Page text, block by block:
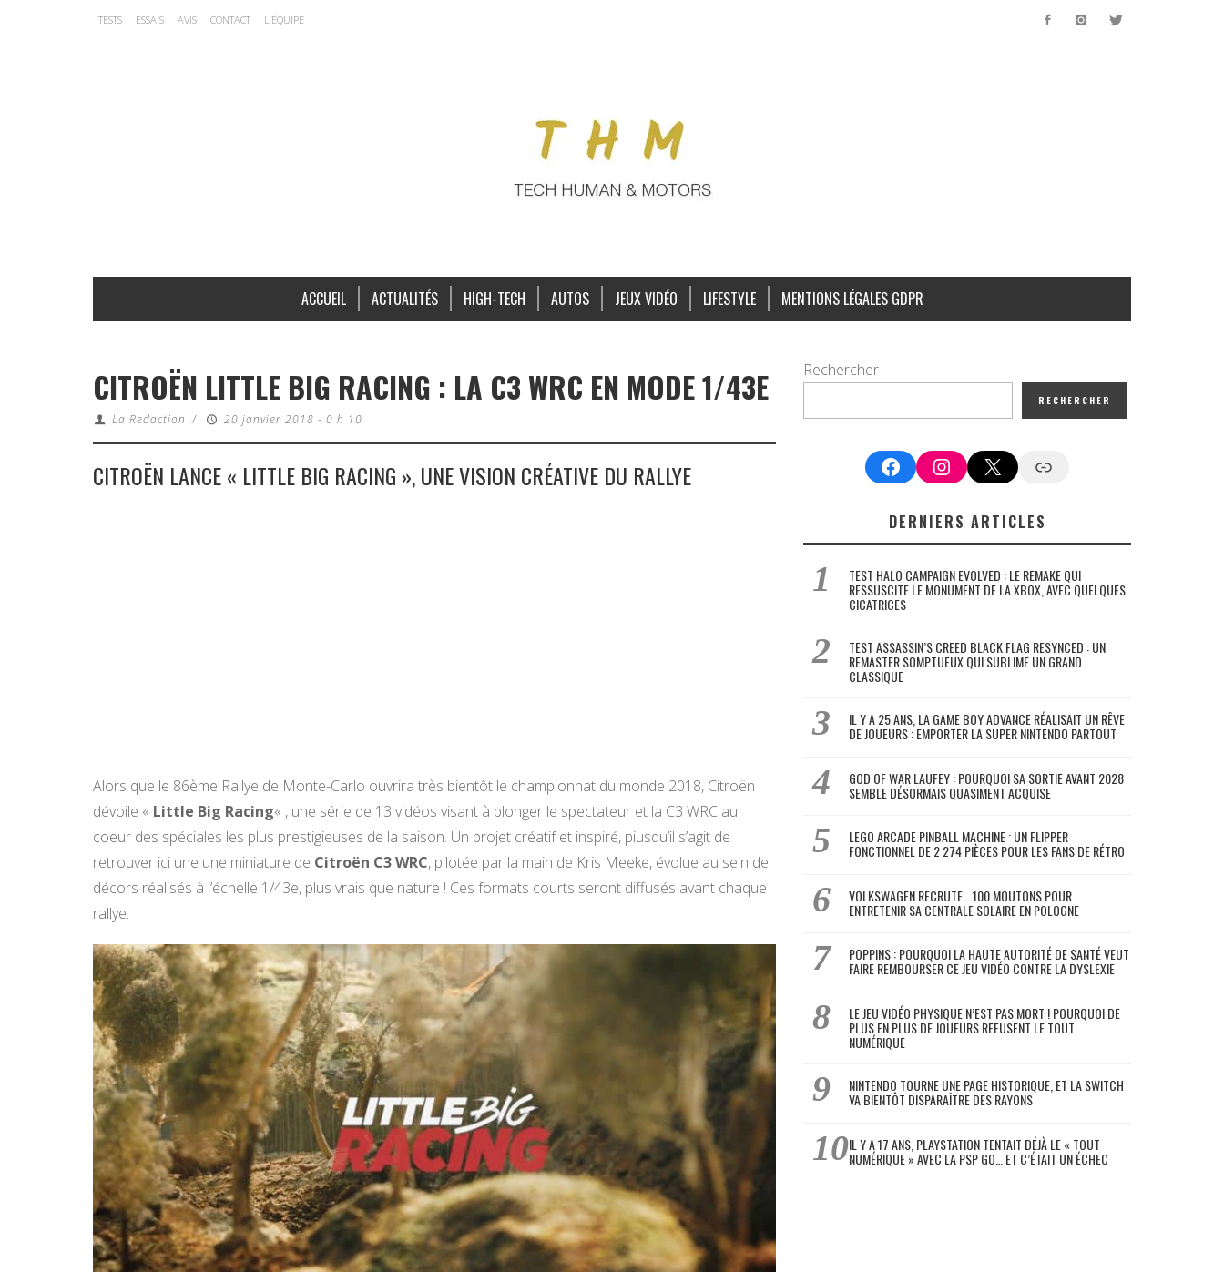
TESTS ESSAIS AVIS CONTACT L’ÉQUIPE
ACCUEIL ACTUALITÉS HIGH-TECH AUTOS JEUX VIDÉO LIFESTYLE MENTIONS LÉGALES GDPR
CITROËN LITTLE BIG RACING : LA C3 WRC EN MODE 1/43E
La Redaction / 20 janvier 2018 - 0 h 10
CITROËN LANCE « LITTLE BIG RACING », UNE VISION CRÉATIVE DU RALLYE
Alors que le 86ème Rallye de Monte-Carlo ouvrira très bientôt le championnat du monde 2018, Citroën
dévoile « Little Big Racing« , une série de 13 vidéos visant à plonger le spectateur et la C3 WRC au
coeur des spéciales les plus prestigieuses de la saison. Un projet créatif et inspiré, piusqu’il s’agit de
retrouver ici une une miniature de Citroën C3 WRC, pilotée par la main de Kris Meeke, évolue au sein de
décors réalisés à l’échelle 1/43e, plus vrais que nature ! Ces formats courts seront diffusés avant chaque
rallye.
Rechercher
RECHERCHER
FacebookInstagram
X Google News
DERNIERS ARTICLES
TEST HALO CAMPAIGN EVOLVED : LE REMAKE QUI
RESSUSCITE LE MONUMENT DE LA XBOX, AVEC QUELQUES
CICATRICES
TEST ASSASSIN’S CREED BLACK FLAG RESYNCED : UN
REMASTER SOMPTUEUX QUI SUBLIME UN GRAND
CLASSIQUE
IL Y A 25 ANS, LA GAME BOY ADVANCE RÉALISAIT UN RÊVE
DE JOUEURS : EMPORTER LA SUPER NINTENDO PARTOUT
GOD OF WAR LAUFEY : POURQUOI SA SORTIE AVANT 2028
SEMBLE DÉSORMAIS QUASIMENT ACQUISE
LEGO ARCADE PINBALL MACHINE : UN FLIPPER
FONCTIONNEL DE 2 274 PIÈCES POUR LES FANS DE RÉTRO
VOLKSWAGEN RECRUTE… 100 MOUTONS POUR
ENTRETENIR SA CENTRALE SOLAIRE EN POLOGNE
POPPINS : POURQUOI LA HAUTE AUTORITÉ DE SANTÉ VEUT
FAIRE REMBOURSER CE JEU VIDÉO CONTRE LA DYSLEXIE
LE JEU VIDÉO PHYSIQUE N’EST PAS MORT ! POURQUOI DE
PLUS EN PLUS DE JOUEURS REFUSENT LE TOUT
NUMÉRIQUE
NINTENDO TOURNE UNE PAGE HISTORIQUE, ET LA SWITCH
VA BIENTÔT DISPARAÎTRE DES RAYONS
IL Y A 17 ANS, PLAYSTATION TENTAIT DÉJÀ LE « TOUT
NUMÉRIQUE » AVEC LA PSP GO… ET C’ÉTAIT UN ÉCHEC